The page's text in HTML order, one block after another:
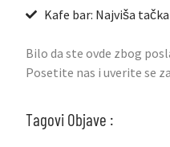
Kafe bar: Najviša
Bilo da ste ovde zbog
Posetite nas i uverite se
Tagovi Objave :